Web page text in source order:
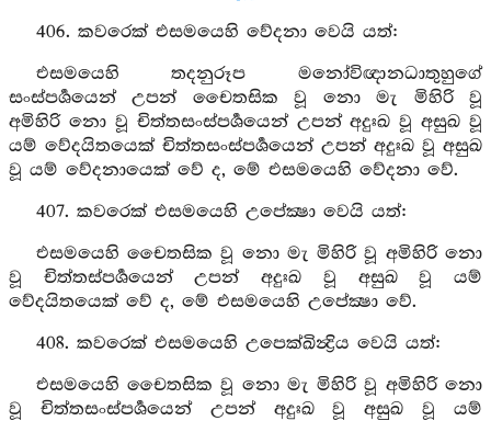
406. කවරෙක් එසමයෙහි වේදනා වෙයි යත්:
එසමයෙහි තදනුරූප මනෝවිඥානධාතුහුගේ
සංස්පර්‍ශයෙන් උපන් චෛතසික වූ නො මැ මිහිරි වූ
අමිහිරි නො වූ චිත්තසංස්පර්‍ශයෙන් උපන් අදුඃඛ වූ අසුඛ වූ
යම් වේදයිතයෙක් චිත්තසංස්පර්‍ශයෙන් උපන් අදුඃඛ වූ අසුඛ
වූ යම් වේදනායෙක් වේ ද, මේ එසමයෙහි වේදනා වේ.
407. කවරෙක් එසමයෙහි උපේක්‍ෂා වෙයි යත්:
එසමයෙහි චෛතසික වූ නො මැ මිහිරි වූ අමිහිරි නො
වූ චිත්තස්පර්‍ශයෙන් උපන් අදුඃඛ වූ අසුඛ වූ යම්
වේදයිතයෙක් වේ ද, මේ එසමයෙහි උපේක්‍ෂා වේ.
408. කවරෙක් එසමයෙහි උපෙක්ඛින්‍ද්‍රිය වෙයි යත්:
එසමයෙහි චෛතසික වූ නො මැ මිහිරි වූ අමිහිරි නො
වූ චිත්තසංස්පර්‍ශයෙන් උපන් අදුඃඛ වූ අසුඛ වූ යම්